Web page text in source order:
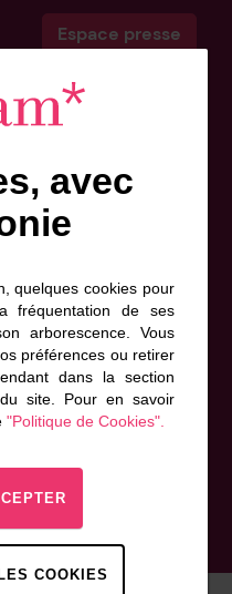
Espace presse
soient exploitées
à sa politique de
avec
quelques cookies pour
fréquentation de ses
arborescence. Vous
préférences ou retirer
dans la section
site. Pour en savoir
"Politique de Cookies".
COOKIES